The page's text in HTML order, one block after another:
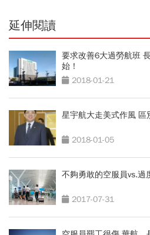
延伸閱讀
要求改善6大過勞航班
始！
2018-01-21
星宇航大走美式作風 區
2018-01-05
不夠勇敢的空服員vs.過
2017-07-31